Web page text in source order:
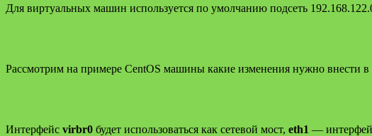
Для виртуальных машин используется по умолчанию подсеть
Рассмотрим на примере CentOS машины какие изменения нужно внести
Интерфейс virbr0 будет использоваться как сетевой мост, eth1 —